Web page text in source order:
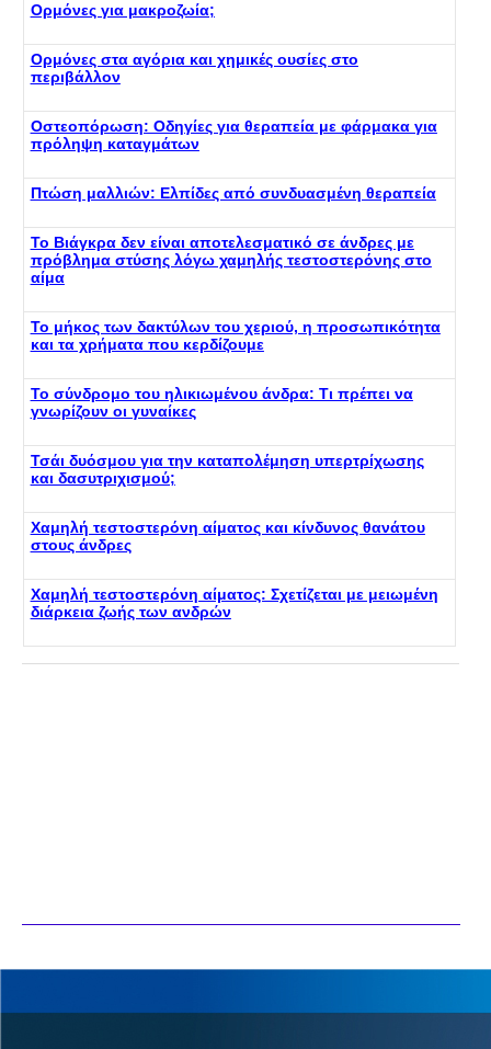
Ορμόνες για μακροζωία;
Ορμόνες στα αγόρια και χημικές ουσίες στο
περιβάλλον
Οστεοπόρωση: Οδηγίες για θεραπεία με φάρμακα για
πρόληψη καταγμάτων
Πτώση μαλλιών: Ελπίδες από συνδυασμένη θεραπεία
Το Βιάγκρα δεν είναι αποτελεσματικό σε άνδρες με
πρόβλημα στύσης λόγω χαμηλής τεστοστερόνης στο
αίμα
Το μήκος των δακτύλων του χεριού, η προσωπικότητα
και τα χρήματα που κερδίζουμε
Το σύνδρομο του ηλικιωμένου άνδρα: Τι πρέπει να
γνωρίζουν οι γυναίκες
Τσάι δυόσμου για την καταπολέμηση υπερτρίχωσης
και δασυτριχισμού;
Χαμηλή τεστοστερόνη αίματος και κίνδυνος θανάτου
στους άνδρες
Χαμηλή τεστοστερόνη αίματος: Σχετίζεται με μειωμένη
διάρκεια ζωής των ανδρών